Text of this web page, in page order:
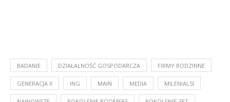
BADANIE DZIAŁALNOŚĆ GOSPODARCZA FIRMY RODZINNE
GENERACJA X ING MAIN MEDIA MILENIALSI